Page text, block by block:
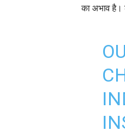
का अभाव है।